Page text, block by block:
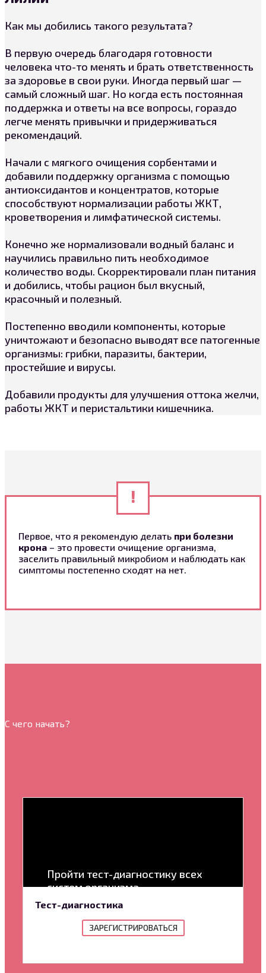
Как мы добились такого результата?
В первую очередь благодаря готовности
человека что-то менять и брать ответственность
за здоровье в свои руки. Иногда первый шаг —
самый сложный шаг. Но когда есть постоянная
поддержка и ответы на все вопросы, гораздо
легче менять привычки и придерживаться
рекомендаций.
Начали с мягкого очищения сорбентами и
добавили поддержку организма с помощью
антиоксидантов и концентратов, которые
способствуют нормализации работы ЖКТ,
кроветворения и лимфатической системы.
Конечно же нормализовали водный баланс и
научились правильно пить необходимое
количество воды. Скорректировали план питания
и добились, чтобы рацион был вкусный,
красочный и полезный.
Постепенно вводили компоненты, которые
уничтожают и безопасно выводят все патогенные
организмы: грибки, паразиты, бактерии,
простейшие и вирусы.
Добавили продукты для улучшения оттока желчи,
работы ЖКТ и перистальтики кишечника.
Первое, что я рекомендую делать при болезни
крона – это провести очищение организма,
заселить правильный микробиом и наблюдать как
симптомы постепенно сходят на нет.
С чего начать?
Пройти тест-диагностику всех
систем организма
Тест-диагностика
ЗАРЕГИСТРИРОВАТЬСЯ